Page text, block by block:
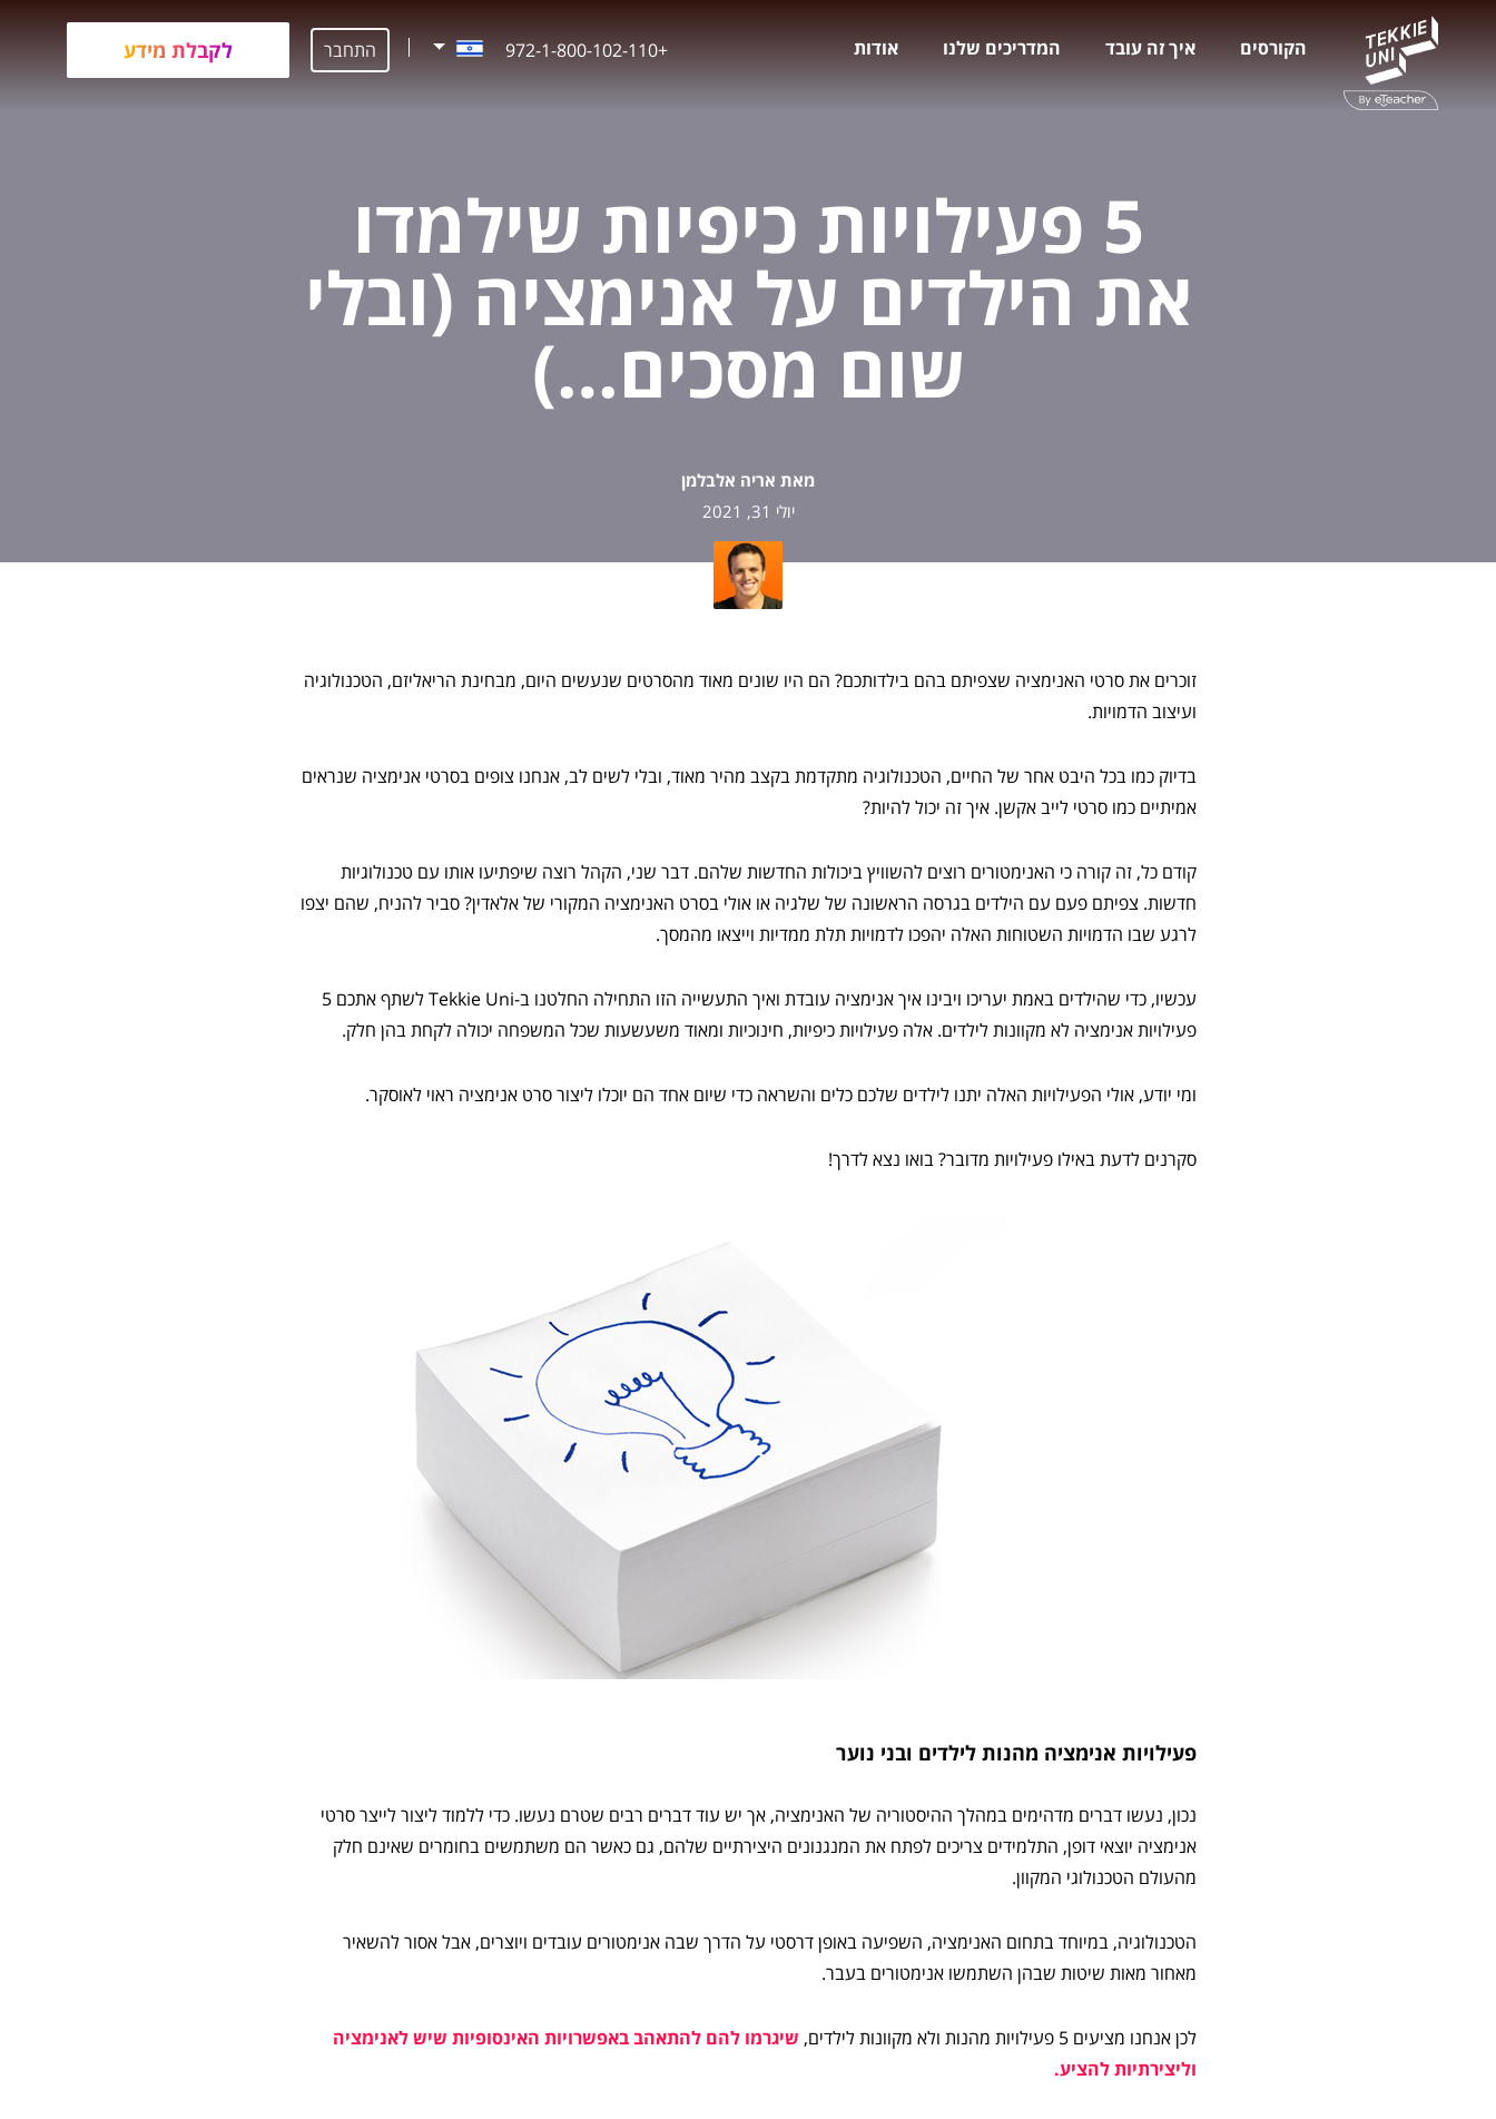
הקורסים איך זה עובד המדריכים שלנו אודות לקבלת מידע +972-1-800-102-110 התחבר
5 פעילויות כיפיות שילמדו
את הילדים על אנימציה (ובלי
שום מסכים…)
מאת אריה אלבלמן
יולי 31, 2021
זוכרים את סרטי האנימציה שצפיתם בהם בילדותכם? הם היו שונים מאוד מהסרטים שנעשים היום, מבחינת הריאליזם, הטכנולוגיה
ועיצוב הדמויות.
בדיוק כמו בכל היבט אחר של החיים, הטכנולוגיה מתקדמת בקצב מהיר מאוד, ובלי לשים לב, אנחנו צופים בסרטי אנימציה שנראים
אמיתיים כמו סרטי לייב אקשן. איך זה יכול להיות?
קודם כל, זה קורה כי האנימטורים רוצים להשוויץ ביכולות החדשות שלהם. דבר שני, הקהל רוצה שיפתיעו אותו עם טכנולוגיות
חדשות. צפיתם פעם עם הילדים בגרסה הראשונה של שלגיה או אולי בסרט האנימציה המקורי של אלאדין? סביר להניח, שהם יצפו
לרגע שבו הדמויות השטוחות האלה יהפכו לדמויות תלת ממדיות וייצאו מהמסך.
עכשיו, כדי שהילדים באמת יעריכו ויבינו איך אנימציה עובדת ואיך התעשייה הזו התחילה החלטנו ב-Tekkie Uni לשתף אתכם 5
פעילויות אנימציה לא מקוונות לילדים. אלה פעילויות כיפיות, חינוכיות ומאוד משעשעות שכל המשפחה יכולה לקחת בהן חלק.
ומי יודע, אולי הפעילויות האלה יתנו לילדים שלכם כלים והשראה כדי שיום אחד הם יוכלו ליצור סרט אנימציה ראוי לאוסקר.
סקרנים לדעת באילו פעילויות מדובר? בואו נצא לדרך!
פעילויות אנימציה מהנות לילדים ובני נוער
נכון, נעשו דברים מדהימים במהלך ההיסטוריה של האנימציה, אך יש עוד דברים רבים שטרם נעשו. כדי ללמוד ליצור לייצר סרטי
אנימציה יוצאי דופן, התלמידים צריכים לפתח את המנגנונים היצירתיים שלהם, גם כאשר הם משתמשים בחומרים שאינם חלק
מהעולם הטכנולוגי המקוון.
הטכנולוגיה, במיוחד בתחום האנימציה, השפיעה באופן דרסטי על הדרך שבה אנימטורים עובדים ויוצרים, אבל אסור להשאיר
מאחור מאות שיטות שבהן השתמשו אנימטורים בעבר.
לכן אנחנו מציעים 5 פעילויות מהנות ולא מקוונות לילדים,
שיגרמו להם להתאהב באפשרויות האינסופיות שיש לאנימציה
וליצירתיות להציע.